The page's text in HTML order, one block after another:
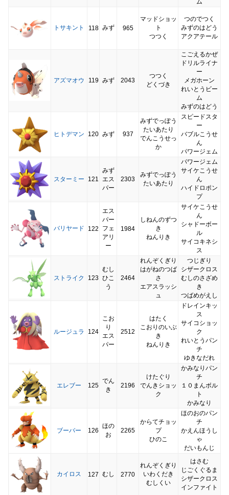
ム
トサキント 118 みず 965
マッドショッ
ト
つつく
つのでつく
みずのはどう
アクアテール
アズマオウ 119 みず 2043
つつく
どくづき
こごえるかぜ
ドリルライナ
ー
メガホーン
れいとうビー
ム
みずのはどう
ヒトデマン 120 みず 937
みずでっぽう
たいあたり
でんこうせっ
か
スピードスタ
ー
バブルこうせ
ん
パワージェム
スターミー 121
みず
エス
パー
2303
みずでっぽう
たいあたり
パワージェム
サイケこうせ
ん
ハイドロポン
プ
バリヤード 122
エス
パー
フェ
アリ
ー
1984
しねんのずつ
き
ねんりき
サイケこうせ
ん
シャドーボー
ル
サイコキネシ
ス
ストライク 123
むし
ひこ
う
2464
れんぞくぎり
はがねのつば
さ
エアスラッシ
ュ
つじぎり
シザークロス
むしのさざめ
き
つばめがえし
ルージュラ 124
こお
り
エス
パー
2512
はたく
こおりのいぶ
き
ねんりき
ドレインキッ
ス
サイコショッ
ク
れいとうパン
チ
ゆきなだれ
エレブー 125
でん
き
2196
けたぐり
でんきショッ
ク
かみなりパン
チ
１０まんボル
ト
かみなり
ブーバー 126
ほの
お
2265
からてチョッ
プ
ひのこ
ほのおのパン
チ
かえんほうし
ゃ
だいもんじ
カイロス 127 むし 2770
れんぞくぎり
いわくだき
むしくい
はさむ
じごくぐるま
シザークロス
インファイト